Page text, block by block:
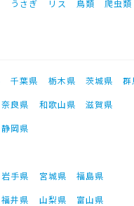
うさぎ リス 鳥類 爬虫類
千葉県 栃木県 茨城県
群
奈良県 和歌山県
滋賀県
静岡県
岩手県 宮城県
福島県
福井県 山梨県
富山県